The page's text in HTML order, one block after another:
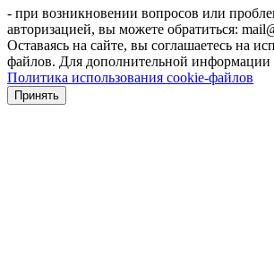
- при возникновении вопросов или
авторизацией, вы можете обратиться:
Оставаясь на сайте, вы соглашаетесь на
файлов. Для дополнительной информации
Политика использования cookie-файлов
Принять